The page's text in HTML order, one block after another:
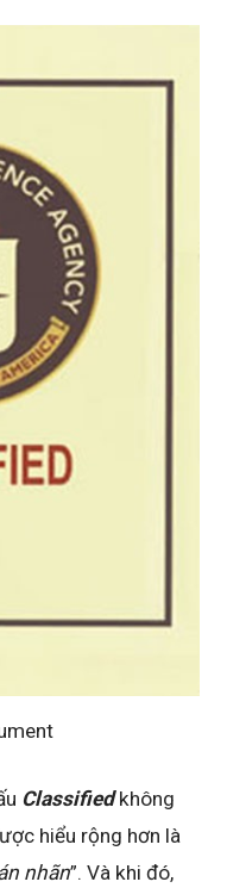
Classifiedkhông
hiểu rộng hơn là
nhãn”. Và khi đó,